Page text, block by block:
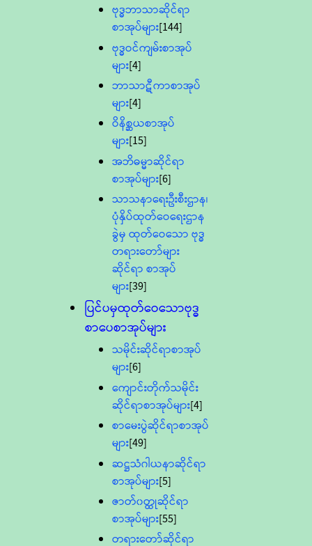
ဗုဒ္ဓဘာသာဆိုင်ရာ
စာအုပ်များ[144]
ဗုဒ္ဓဝင်ကျမ်းစာအုပ်
များ[4]
ဘာသာဋီကာစာအုပ်
များ[4]
ဝိနိစ္ဆယစာအုပ်
များ[15]
အဘိဓမ္မာဆိုင်ရာ
စာအုပ်များ[6]
သာသနာရေးဦးစီးဌာန၊
ပုံနှိပ်ထုတ်ဝေရေးဌာန
ခွဲမှ ထုတ်ဝေသော ဗုဒ္ဓ
တရားတော်များ
ဆိုင်ရာ စာအုပ်
များ[39]
ပြင်ပမှထုတ်ဝေသောဗုဒ္ဓ
စာပေစာအုပ်များ
သမိုင်းဆိုင်ရာစာအုပ်
များ[6]
ကျောင်းတိုက်သမိုင်း
ဆိုင်ရာစာအုပ်များ[4]
စာမေးပွဲဆိုင်ရာစာအုပ်
များ[49]
ဆဋ္ဌသံဂါယနာဆိုင်ရာ
စာအုပ်များ[5]
ဇာတ်၀တ္ထုဆိုင်ရာ
စာအုပ်များ[55]
တရားတော်ဆိုင်ရာ